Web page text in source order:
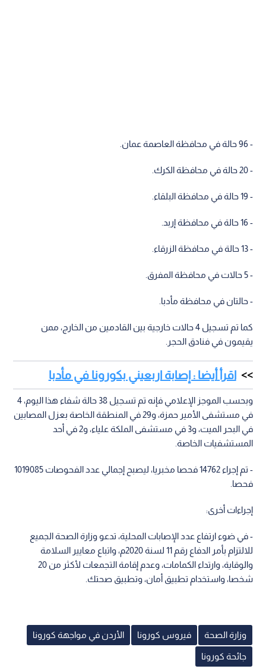
- 96 حالة في محافظة العاصمة عمان.
- 20 حالة في محافظة الكرك.
- 19 حالة في محافظة البلقاء.
- 16 حالة في محافظة إربد.
- 13 حالة في محافظة الزرقاء.
- 5 حالات في محافظة المفرق.
- حالتان في محافظة مأدبا.
كما تم تسجيل 4 حالات خارجية بين القادمين من الخارج، ممن
يقيمون في فنادق الحجر.
اقرأ أيضا : إصابة اربعيني بكورونا في مأدبا
وبحسب الموجز الإعلامي فإنه تم تسجيل 38 حالة شفاء هذا اليوم، 4
في مستشفى الأمير حمزة، و29 في المنطقة الخاصة بعزل المصابين
في البحر الميت، و3 في مستشفى الملكة علياء، و2 في أحد
المستشفيات الخاصة.
- تم إجراء 14762 فحصا مخبريا، ليصبح إجمالي عدد الفحوصات 1019085
فحصا.
إجراءات أخرى:
- في ضوء ارتفاع عدد الإصابات المحلية، تدعو وزارة الصحة الجميع
للالتزام بأمر الدفاع رقم 11 لسنة 2020م، واتباع معايير السلامة
والوقاية، وارتداء الكمامات، وعدم إقامة التجمعات لأكثر من 20
شخصا، واستخدام تطبيق أمان، وتطبيق صحتك.
وزارة الصحة فيروس كورونا الأردن في مواجهة كورونا
جائحة كورونا